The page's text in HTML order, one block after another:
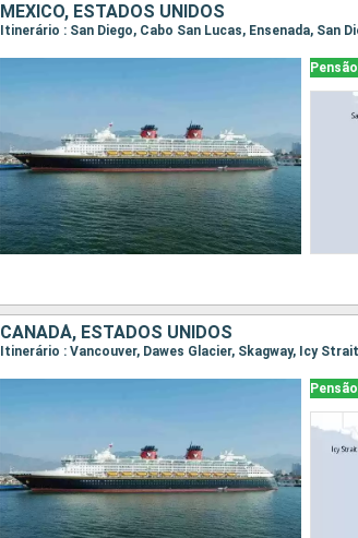
MÉXICO, ESTADOS UNIDOS
Itinerário : San Diego, Cabo San Lucas, Ensenada, San
CANADÁ, ESTADOS UNIDOS
Itinerário : Vancouver, Dawes Glacier, Skagway, Icy